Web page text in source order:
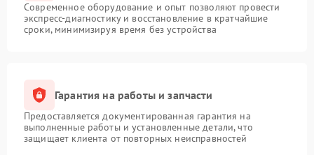
Современное оборудование и опыт позволяют провести
экспресс-диагностику и восстановление в кратчайшие
сроки, минимизируя время без устройства
Гарантия на работы и запчасти
Предоставляется документированная гарантия на
выполненные работы и установленные детали, что
защищает клиента от повторных неисправностей